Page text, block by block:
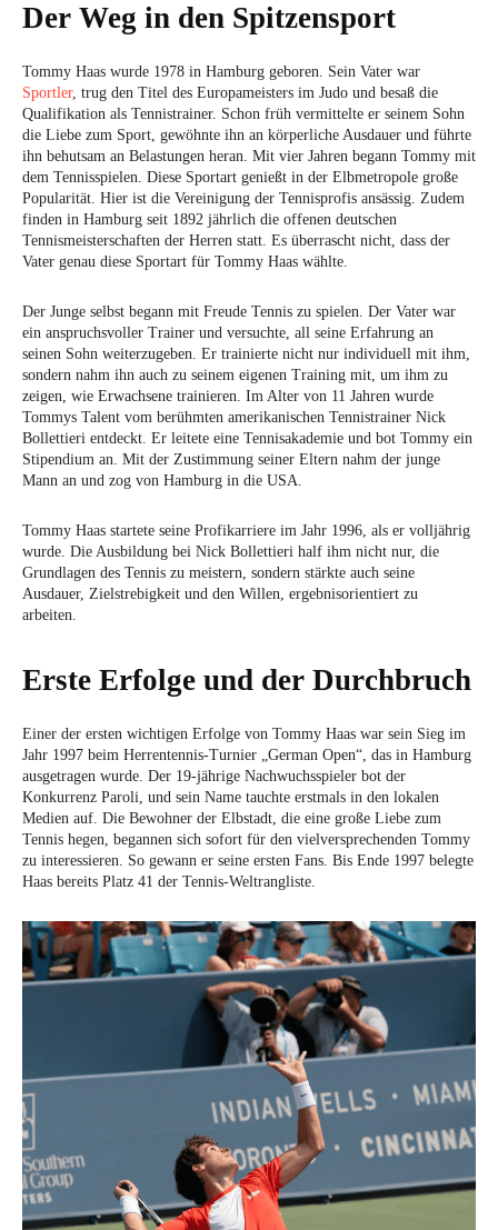
Der Weg in den Spitzensport
Tommy Haas wurde 1978 in Hamburg geboren. Sein Vater war
Sportler, trug den Titel des Europameisters im Judo und besaß die
Qualifikation als Tennistrainer. Schon früh vermittelte er seinem Sohn
die Liebe zum Sport, gewöhnte ihn an körperliche Ausdauer und führte
ihn behutsam an Belastungen heran. Mit vier Jahren begann Tommy mit
dem Tennisspielen. Diese Sportart genießt in der Elbmetropole große
Popularität. Hier ist die Vereinigung der Tennisprofis ansässig. Zudem
finden in Hamburg seit 1892 jährlich die offenen deutschen
Tennismeisterschaften der Herren statt. Es überrascht nicht, dass der
Vater genau diese Sportart für Tommy Haas wählte.
Der Junge selbst begann mit Freude Tennis zu spielen. Der Vater war
ein anspruchsvoller Trainer und versuchte, all seine Erfahrung an
seinen Sohn weiterzugeben. Er trainierte nicht nur individuell mit ihm,
sondern nahm ihn auch zu seinem eigenen Training mit, um ihm zu
zeigen, wie Erwachsene trainieren. Im Alter von 11 Jahren wurde
Tommys Talent vom berühmten amerikanischen Tennistrainer Nick
Bollettieri entdeckt. Er leitete eine Tennisakademie und bot Tommy ein
Stipendium an. Mit der Zustimmung seiner Eltern nahm der junge
Mann an und zog von Hamburg in die USA.
Tommy Haas startete seine Profikarriere im Jahr 1996, als er volljährig
wurde. Die Ausbildung bei Nick Bollettieri half ihm nicht nur, die
Grundlagen des Tennis zu meistern, sondern stärkte auch seine
Ausdauer, Zielstrebigkeit und den Willen, ergebnisorientiert zu
arbeiten.
Erste Erfolge und der Durchbruch
Einer der ersten wichtigen Erfolge von Tommy Haas war sein Sieg im
Jahr 1997 beim Herrentennis-Turnier „German Open“, das in Hamburg
ausgetragen wurde. Der 19-jährige Nachwuchsspieler bot der
Konkurrenz Paroli, und sein Name tauchte erstmals in den lokalen
Medien auf. Die Bewohner der Elbstadt, die eine große Liebe zum
Tennis hegen, begannen sich sofort für den vielversprechenden Tommy
zu interessieren. So gewann er seine ersten Fans. Bis Ende 1997 belegte
Haas bereits Platz 41 der Tennis-Weltrangliste.